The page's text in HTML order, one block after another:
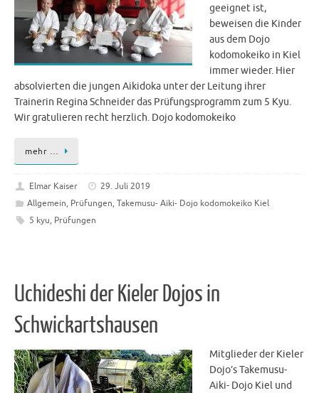
geeignet ist,
beweisen die Kinder
aus dem Dojo
kodomokeiko in Kiel
immer wieder. Hier
absolvierten die jungen Aikidoka unter der Leitung ihrer
Trainerin Regina Schneider das Prüfungsprogramm zum 5 Kyu.
Wir gratulieren recht herzlich. Dojo kodomokeiko
mehr …
Elmar Kaiser
29. Juli 2019
Allgemein, Prüfungen, Takemusu- Aiki- Dojo kodomokeiko Kiel
5 kyu, Prüfungen
Uchideshi der Kieler Dojos in
Schwickartshausen
Mitglieder der Kieler
Dojo’s Takemusu-
Aiki- Dojo Kiel und